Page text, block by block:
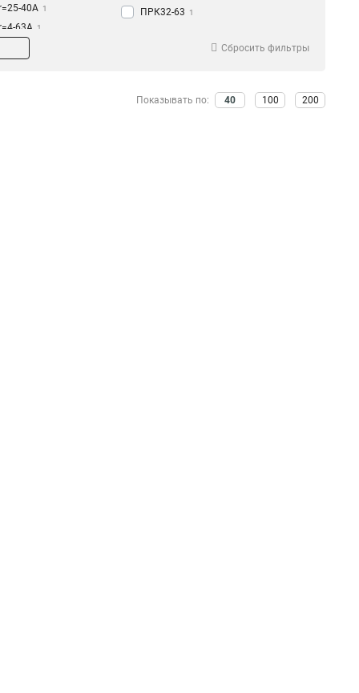
40A 1
63A 1
ПРК32-63 1
Сбросить фильтры
Показывать по: 40 100 200